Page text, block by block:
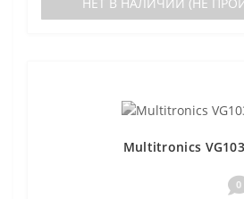
Multitronics
0